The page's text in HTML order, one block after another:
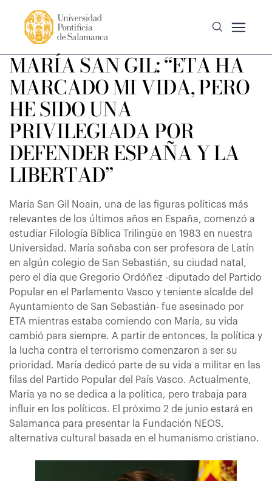
MARÍA SAN GIL: “ETA HA
MARCADO MI VIDA, PERO
HE SIDO UNA
PRIVILEGIADA POR
DEFENDER ESPAÑA Y LA
LIBERTAD”
María San Gil Noain, una de las figuras políticas más
relevantes de los últimos años en España, comenzó a
estudiar Filología Bíblica Trilingüe en 1983 en nuestra
Universidad. María soñaba con ser profesora de Latín
en algún colegio de San Sebastián, su ciudad natal,
pero el día que Gregorio Ordóñez -diputado del Partido
Popular en el Parlamento Vasco y teniente alcalde del
Ayuntamiento de San Sebastián- fue asesinado por
ETA mientras estaba comiendo con María, su vida
cambió para siempre. A partir de entonces, la política y
la lucha contra el terrorismo comenzaron a ser su
prioridad. María dedicó parte de su vida a militar en las
filas del Partido Popular del País Vasco. Actualmente,
María ya no se dedica a la política, pero trabaja para
influir en los políticos. El próximo 2 de junio estará en
Salamanca para presentar la Fundación NEOS,
alternativa cultural basada en el humanismo cristiano.